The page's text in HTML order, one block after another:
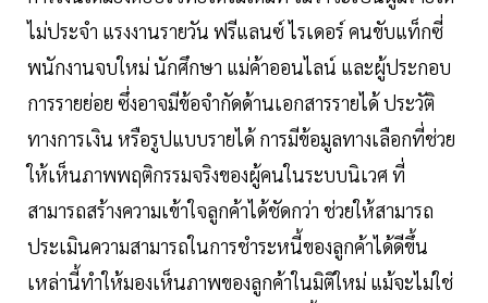
ไม่ประจำ แรงงานรายวัน ฟรีแลนซ์ ไรเดอร์ คนขับแท็กซี่
พนักงานจบใหม่ นักศึกษา แม่ค้าออนไลน์ และผู้ประกอบ
การรายย่อย ซึ่งอาจมีข้อจำกัดด้านเอกสารรายได้ ประวัติ
ทางการเงิน หรือรูปแบบรายได้ การมีข้อมูลทางเลือกที่ช่วย
ให้เห็นภาพพฤติกรรมจริงของผู้คนในระบบนิเวศ ที่
สามารถสร้างความเข้าใจลูกค้าได้ชัดกว่า ช่วยให้สามารถ
ประเมินความสามารถในการชำระหนี้ของลูกค้าได้ดีขึ้น
เหล่านี้ทำให้มองเห็นภาพของลูกค้าในมิติใหม่ แม้จะไม่ใช่